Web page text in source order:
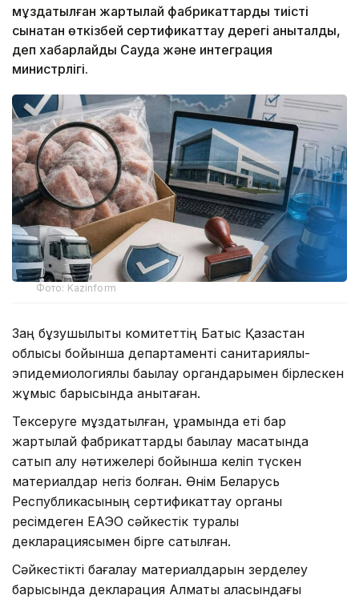
мұздатылған жартылай фабрикаттарды тиісті
сынақтан өткізбей сертификаттау дерегі анықталды,
деп хабарлайды Сауда және интеграция
министрлігі.
Фото: Kazinform
Заң бұзушылықты комитеттің Батыс Қазақстан
облысы бойынша департаменті санитариялық-
эпидемиологиялық бақылау органдарымен бірлескен
жұмыс барысында анықтаған.
Тексеруге мұздатылған, құрамында еті бар
жартылай фабрикаттарды бақылау мақсатында
сатып алу нәтижелері бойынша келіп түскен
материалдар негіз болған. Өнім Беларусь
Республикасының сертификаттау органы
ресімдеген ЕАЭО сәйкестік туралы
декларациясымен бірге сатылған.
Сәйкестікті бағалау материалдарын зерделеу
барысында декларация Алматы қаласындағы